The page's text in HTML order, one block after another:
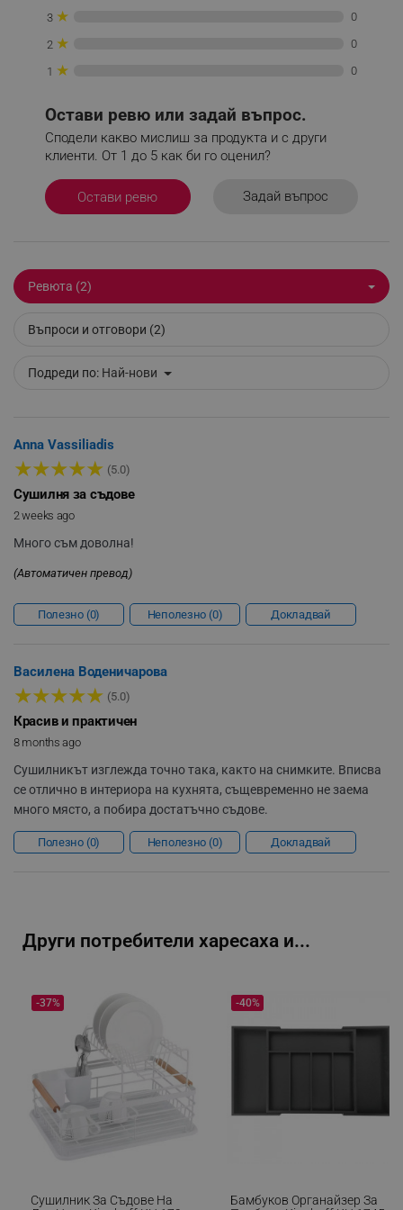
3 ★ 0
2 ★ 0
1 ★ 0
Остави ревю или задай въпрос.
Сподели какво мислиш за продукта и с други
клиенти. От 1 до 5 как би го оценил?
Остави ревю Задай въпрос
Ревюта (2)
Въпроси и отговори (2)
Подреди по: Най-нови
Anna Vassiliadis
★★★★★ (5.0)
Сушилня за съдове
2 weeks ago
Много съм доволна!
(Автоматичен превод)
Полезно 0 Неполезно 0 Докладвай
Василена Воденичарова
★★★★★ (5.0)
Красив и практичен
8 months ago
Сушилникът изглежда точно така, както на снимките. Вписва
се отлично в интериора на кухнята, същевременно не заема
много място, а побира достатъчно съдове.
Полезно 0 Неполезно 0 Докладвай
Други потребители харесаха и...
Сушилник За Съдове На
-37%
Бамбуков Органайзер За
-40%
_sgf_session_id .alleop.bg
_sgf_push_permission_asked
_sgf_delayed_campaigns .alleop.bg
_sgf_npq
_sgf_rq .alleop.bg
segmentifyExtension
sgfUserUpdateData
rlv_h_fbp
.alleop.bg